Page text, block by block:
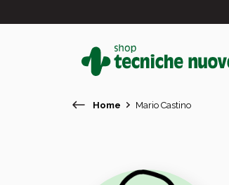
In primo piano
Home Mario Castino